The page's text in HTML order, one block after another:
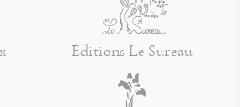
Éditions Le Sureau